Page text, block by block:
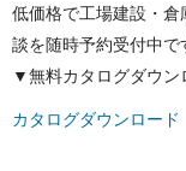
低価格で工場建設・
談を随時予約受付中で
▼無料カタログダウン
カタログダウンロード